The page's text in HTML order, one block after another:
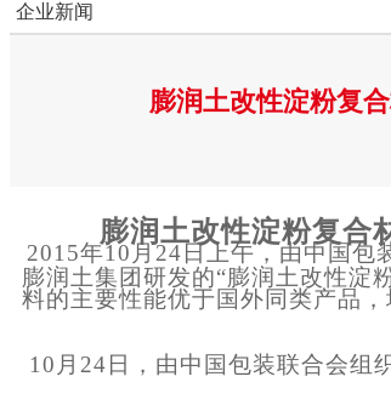
企业新闻
膨润土改性淀粉复
膨润土改性淀粉复合
2015年10月24日上午，由中国包
膨润土集团研发的“膨润土改性淀
料的主要性能优于国外同类产品，
10月24日， 由中国包装联合会组